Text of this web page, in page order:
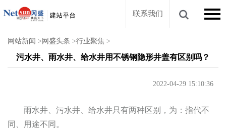
联系我们
网站新闻 > 网盛头条 >行业聚焦 >
污水井、雨水井、给水井用不锈钢隐形井盖有区别吗？
2022-04-29 15:10:36
雨水井、污水井、给水井只有两种区别，为：指代不
同、用途不同。